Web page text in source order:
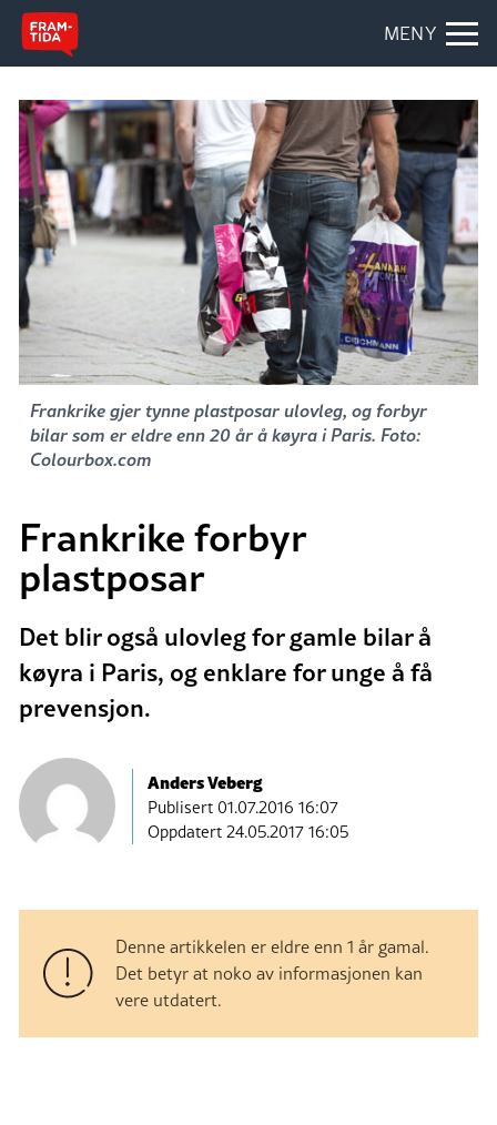
MENY
Frankrike gjer tynne plastposar ulovleg, og forbyr
bilar som er eldre enn 20 år å køyra i Paris. Foto:
Colourbox.com
Frankrike forbyr
plastposar
Det blir også ulovleg for gamle bilar å
køyra i Paris, og enklare for unge å få
prevensjon.
Anders Veberg
Publisert01.07.2016 16:07
Oppdatert 24.05.2017 16:05
Denne artikkelen er eldre enn 1 år gamal.
Det betyr at noko av informasjonen kan
vere utdatert.